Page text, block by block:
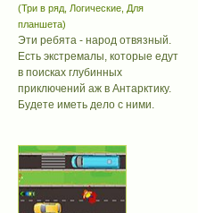
(Три в ряд, Логические, Для
планшета)
Эти ребята - народ отвязный.
Есть экстремалы, которые едут
в поисках глубинных
приключений аж в Антарктику.
Будете иметь дело с ними.